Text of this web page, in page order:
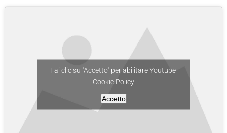
Fai clic su "Accetto" per abilitare Youtube
Cookie Policy
Accetto